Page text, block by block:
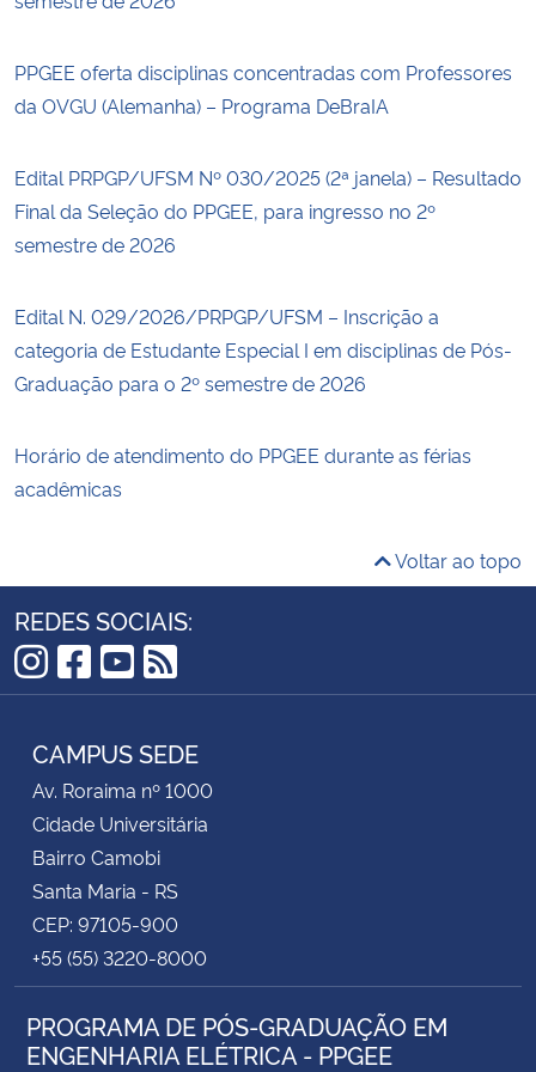
PPGEE oferta disciplinas concentradas com Professores
da OVGU (Alemanha) – Programa DeBraIA
Edital PRPGP/UFSM Nº 030/2025 (2ª janela) – Resultado
Final da Seleção do PPGEE, para ingresso no 2º
semestre de 2026
Edital N. 029/2026/PRPGP/UFSM – Inscrição a
categoria de Estudante Especial I em disciplinas de Pós-
Graduação para o 2º semestre de 2026
Horário de atendimento do PPGEE durante as férias
acadêmicas
Voltar ao topo
REDES SOCIAIS:
Instagram
Facebook
YouTube
RSS
CAMPUS SEDE
Av. Roraima nº 1000
Cidade Universitária
Bairro Camobi
Santa Maria - RS
CEP: 97105-900
+55 (55) 3220-8000
PROGRAMA DE PÓS-GRADUAÇÃO EM
ENGENHARIA ELÉTRICA - PPGEE